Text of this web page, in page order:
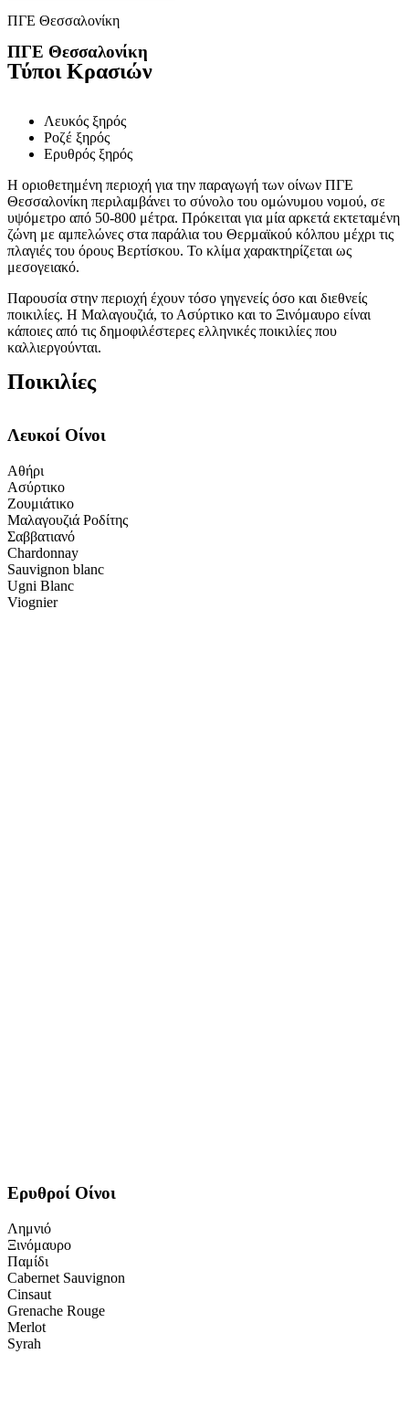
ΠΓΕ Θεσσαλονίκη
ΠΓΕ Θεσσαλονίκη
Τύποι Κρασιών
Λευκός ξηρός
Ροζέ ξηρός
Ερυθρός ξηρός
Η οριοθετημένη περιοχή για την παραγωγή των οίνων ΠΓΕ
Θεσσαλονίκη περιλαμβάνει το σύνολο του ομώνυμου νομού, σε
υψόμετρο από 50-800 μέτρα. Πρόκειται για μία αρκετά εκτεταμένη
ζώνη με αμπελώνες στα παράλια του Θερμαϊκού κόλπου μέχρι τις
πλαγιές του όρους Βερτίσκου. Το κλίμα χαρακτηρίζεται ως
μεσογειακό.
Παρουσία στην περιοχή έχουν τόσο γηγενείς όσο και διεθνείς
ποικιλίες. H Μαλαγουζιά, το Ασύρτικο και το Ξινόμαυρο είναι
κάποιες από τις δημοφιλέστερες ελληνικές ποικιλίες που
καλλιεργούνται.
Ποικιλίες
Λευκοί Οίνοι
Αθήρι
Ασύρτικο
Ζουμιάτικο
Μαλαγουζιά Ροδίτης
Σαββατιανό
Chardonnay
Sauvignon blanc
Ugni Βlanc
Viognier
Ερυθροί Οίνοι
Λημνιό
Ξινόμαυρο
Παμίδι
Cabernet Sauvignon
Cinsaut
Grenache Rouge
Merlot
Syrah